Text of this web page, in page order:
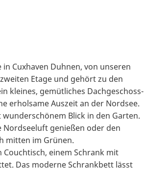
Cuxhaven Duhnen, von unseren
Etage und gehört zu den
kleines, gemütliches Dachgeschoss-
erholsame Auszeit an der Nordsee.
Blick in den Garten.
genießen oder den
mitten im Grünen.
Couchtisch, einem Schrank mit
Das moderne Schrankbett lässt